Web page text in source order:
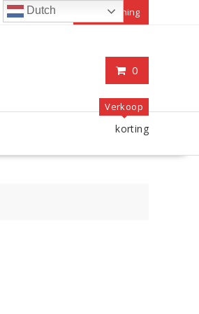
Mijn rekening
0
Verkoop
korting
Dutch